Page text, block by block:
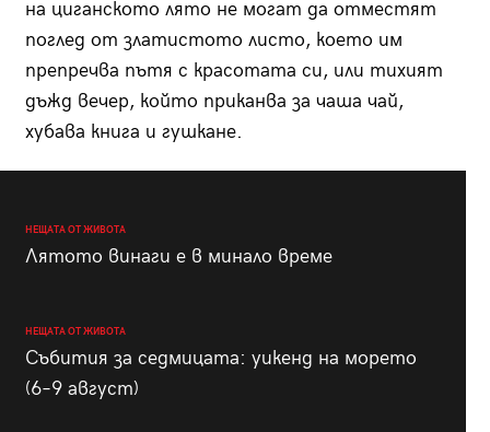
на циганското лято не могат да отместят
поглед от златистото листо, което им
препречва пътя с красотата си, или тихият
дъжд вечер, който приканва за чаша чай,
хубава книга и гушкане.
НЕЩАТА ОТ ЖИВОТА
Лятото винаги е в минало време
НЕЩАТА ОТ ЖИВОТА
Събития за седмицата: уикенд на морето
(6–9 август)